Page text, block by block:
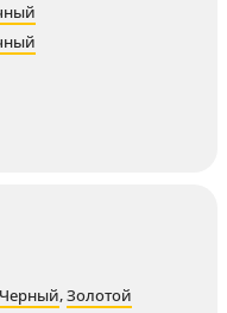
Черный,Золотой